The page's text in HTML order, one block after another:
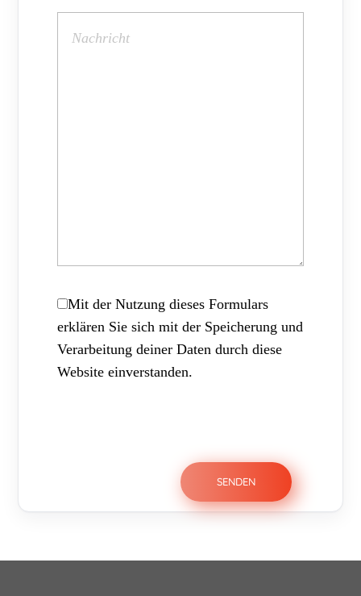
Mit der Nutzung dieses Formulars
erklären Sie sich mit der Speicherung und
Verarbeitung deiner Daten durch diese
Website einverstanden.